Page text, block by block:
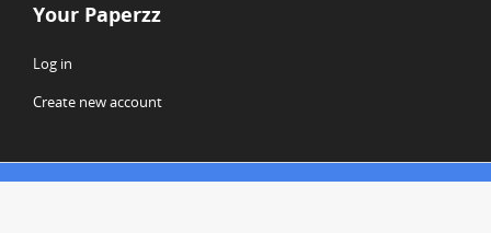
Your Paperzz
Log in
Create new account